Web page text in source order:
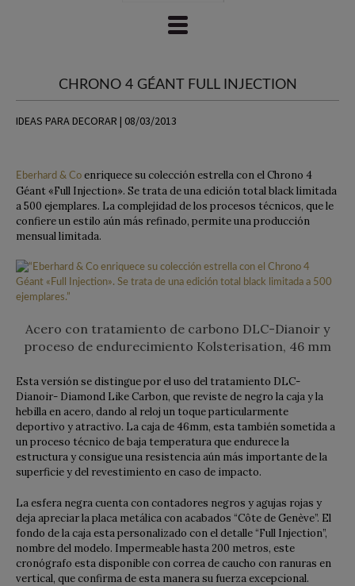
CHRONO 4 GÉANT FULL INJECTION
IDEAS PARA DECORAR | 08/03/2013
Eberhard & Co enriquece su colección estrella con el Chrono 4
Géant «Full Injection». Se trata de una edición total black limitada
a 500 ejemplares. La complejidad de los procesos técnicos, que le
confiere un estilo aún más refinado, permite una producción
mensual limitada.
Acero con tratamiento de carbono DLC-Dianoir y
proceso de endurecimiento Kolsterisation, 46 mm
Esta versión se distingue por el uso del tratamiento DLC-
Dianoir- Diamond Like Carbon, que reviste de negro la caja y la
hebilla en acero, dando al reloj un toque particularmente
deportivo y atractivo. La caja de 46mm, esta también sometida a
un proceso técnico de baja temperatura que endurece la
estructura y consigue una resistencia aún más importante de la
superficie y del revestimiento en caso de impacto.
La esfera negra cuenta con contadores negros y agujas rojas y
deja apreciar la placa metálica con acabados “Côte de Genève”. El
fondo de la caja esta personalizado con el detalle “Full Injection”,
nombre del modelo. Impermeable hasta 200 metros, este
cronógrafo esta disponible con correa de caucho con ranuras en
vertical, que confirma de esta manera su fuerza excepcional.